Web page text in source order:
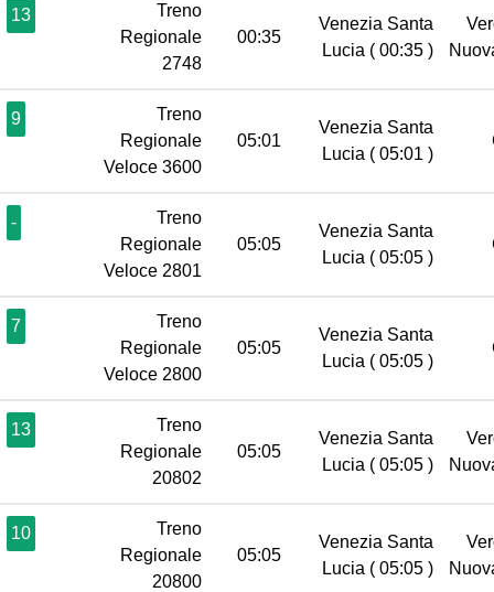
13
Treno
Regionale
2748
00:35
Venezia Santa
Lucia ( 00:35 )
9
Treno
Regionale
Veloce 3600
05:01
Venezia Santa
Lucia ( 05:01 )
-
Treno
Regionale
Veloce 2801
05:05
Venezia Santa
Lucia ( 05:05 )
7
Treno
Regionale
Veloce 2800
05:05
Venezia Santa
Lucia ( 05:05 )
13
Treno
Regionale
20802
05:05
Venezia Santa
Lucia ( 05:05 )
10
Treno
Regionale
20800
05:05
Venezia Santa
Lucia ( 05:05 )